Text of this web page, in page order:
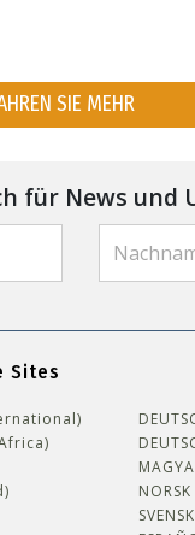
SIE MEHR
für News und
Sites
NORSK